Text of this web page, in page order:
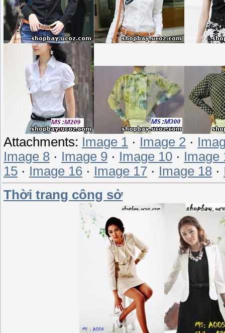
Attachments: Image 1 · Image 2 ·
Image 8 · Image 9 · Image 10 · Image
15 · Image 16 · Image 17 · Image 18 ·
Thời trang công sở